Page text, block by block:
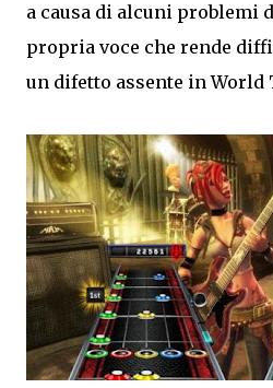
a causa di alcuni problemi
propria voce che rende
un difetto assente in World